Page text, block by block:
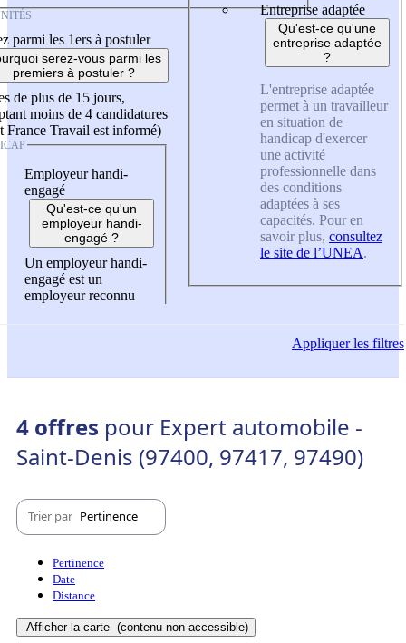
parmi les 1ers à postuler
serez-vous parmi les
premiers à postuler ?
de plus de 15 jours,
moins de 4 candidatures
France Travail est informé)
Employeur handi-
engagé
Qu'est-ce qu'un
employeur handi-
engagé ?
Un employeur handi-
engagé est un
employeur reconnu
Entreprise adaptée
Qu'est-ce qu'une
entreprise adaptée
?
L'entreprise adaptée
permet à un travailleur
en situation de
handicap d'exercer
une activité
professionnelle dans
des conditions
adaptées à ses
capacités. Pour en
savoir plus, consultez
le site de l’UNEA.
Appliquerles filtres
4 offres pour Expert automobile -
Saint-Denis (97400, 97417, 97490)
Trier par Pertinence
Pertinence
Date
Distance
Afficher la carte (contenu non-accessible)